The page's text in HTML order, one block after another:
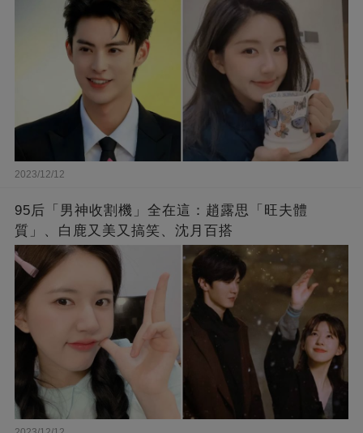
2023/12/12
95后「男神收割機」全在這：趙露思「旺夫體
質」、白鹿又美又搞笑、沈月百搭